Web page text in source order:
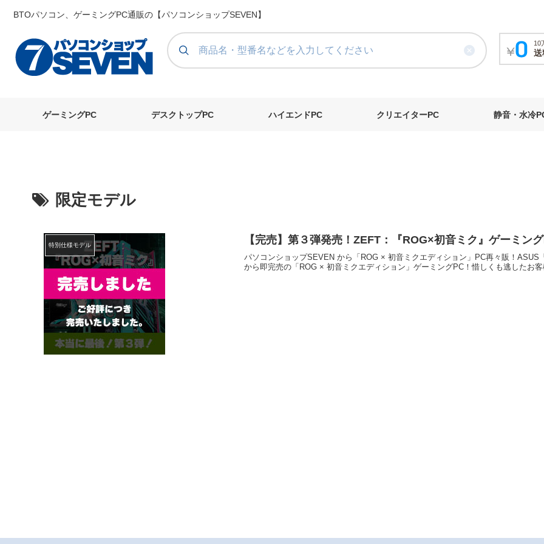
BTOパソコン、ゲーミングPC通販の【パソコンショップSEVEN】
10
送
ゲーミングPC デスクトップPC ハイエンドPC クリエイターPC 静音・水冷
限定モデル
特別仕様モデル 【完売】第３弾発売！ZEFT：『ROG×初音ミク』ゲーミン
パソコンショップSEVEN から「ROG × 初音ミクエディション」PC再々販！
から即完売の「ROG × 初音ミクエディション」ゲーミングPC！惜しくも逃したお客